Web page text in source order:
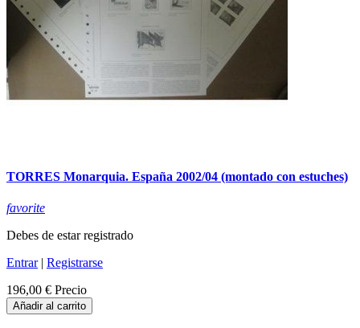
TORRES Monarquia. España 2002/04 (montado con estuches)
favorite
Debes de estar registrado
Entrar| Registrarse
196,00 € Precio
Añadir al carrito